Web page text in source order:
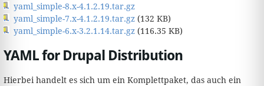
yaml_simple-8.x-4.1.2.19.tar.gz
yaml_simple-7.x-4.1.2.19.tar.gz(132 KB)
yaml_simple-6.x-3.2.1.14.tar.gz(116.35 KB)
YAML for Drupal Distribution
Hierbei handelt es sich um ein Komplettpaket, das auch ein